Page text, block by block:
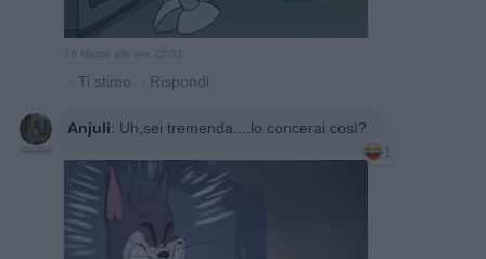
16 Marzo alle ore 22:31
· Ti stimo · Rispondi
Anjuli: Uh,sei tremenda....lo concerai così?
1